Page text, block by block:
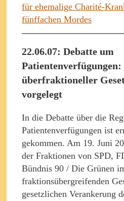
für ehemalige Charité-
fünffachen Mordes
22.06.07: Debatte um
überfraktioneller
vorgelegt
In die Debatte über die
Patientenverfügungen ist
gekommen. Am 19. Juni
der Fraktionen von SPD,
Bündnis 90 / Die Grünen
fraktionsübergreifenden
gesetzlichen Verankerung